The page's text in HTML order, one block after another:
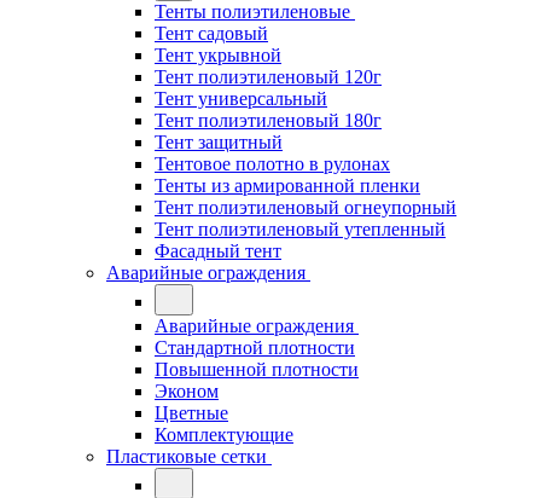
Тенты полиэтиленовые
Тент садовый
Тент укрывной
Тент полиэтиленовый 120г
Тент универсальный
Тент полиэтиленовый 180г
Тент защитный
Тентовое полотно в рулонах
Тенты из армированной пленки
Тент полиэтиленовый огнеупорный
Тент полиэтиленовый утепленный
Фасадный тент
Аварийные ограждения
Аварийные ограждения
Стандартной плотности
Повышенной плотности
Эконом
Цветные
Комплектующие
Пластиковые сетки